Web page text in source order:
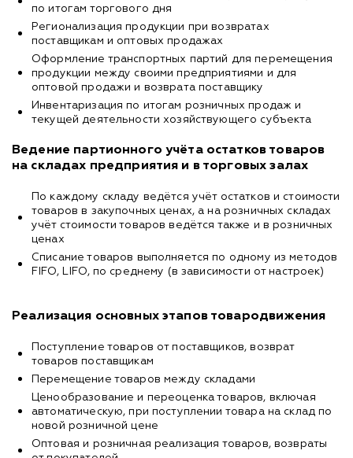
по итогам торгового дня
Регионализация продукции при возвратах
поставщикам и оптовых продажах
Оформление транспортных партий для перемещения
продукции между своими предприятиями и для
оптовой продажи и возврата поставщику
Инвентаризация по итогам розничных продаж и
текущей деятельности хозяйствующего субъекта
Ведение партионного учёта остатков товаров
на складах предприятия и в торговых залах
По каждому складу ведётся учёт остатков и стоимости
товаров в закупочных ценах, а на розничных складах
учёт стоимости товаров ведётся также и в розничных
ценах
Списание товаров выполняется по одному из методов
FIFO, LIFO, по среднему (в зависимости от настроек)
Реализация основных этапов товародвижения
Поступление товаров от поставщиков, возврат
товаров поставщикам
Перемещение товаров между складами
Ценообразование и переоценка товаров, включая
автоматическую, при поступлении товара на склад по
новой розничной цене
Оптовая и розничная реализация товаров, возвраты